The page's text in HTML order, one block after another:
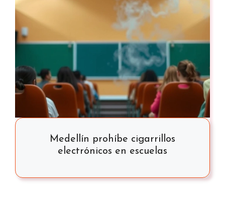
Medellín prohíbe cigarrillos
electrónicos en escuelas